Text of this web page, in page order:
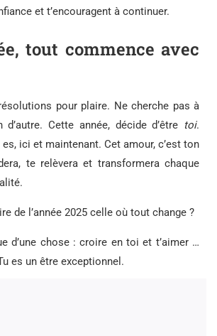
et t’encouragent à continuer.
tout commence avec
pour plaire. Ne cherche pas à
d’autre. Cette année, décide d’être toi.
es, ici et maintenant. Cet amour, c’est ton
te relèvera et transformera chaque
de l’année 2025 celle où tout change ?
d’une chose : croire en toi et t’aimer …
es un être exceptionnel.